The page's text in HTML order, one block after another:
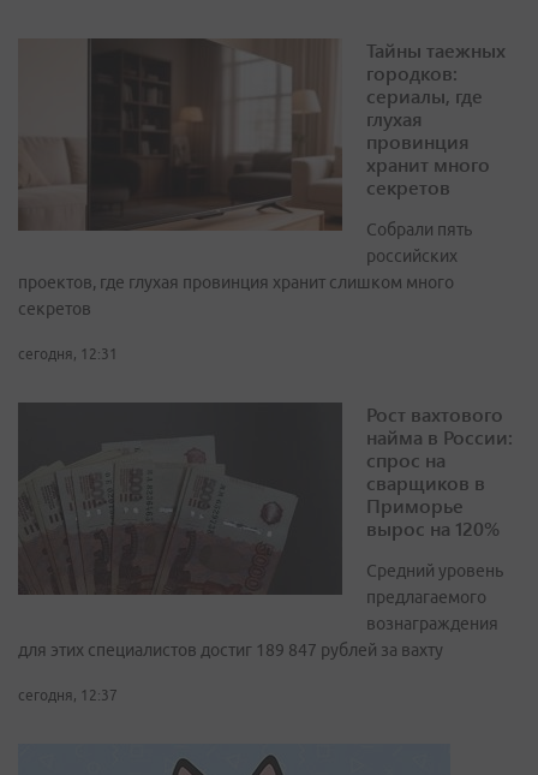
Тайны таежных
городков:
сериалы, где
глухая
провинция
хранит много
секретов
Собрали пять
российских
проектов, где глухая провинция хранит слишком много
секретов
сегодня, 12:31
Рост вахтового
найма в России:
спрос на
сварщиков в
Приморье
вырос на 120%
Средний уровень
предлагаемого
вознаграждения
для этих специалистов достиг 189 847 рублей за вахту
сегодня, 12:37